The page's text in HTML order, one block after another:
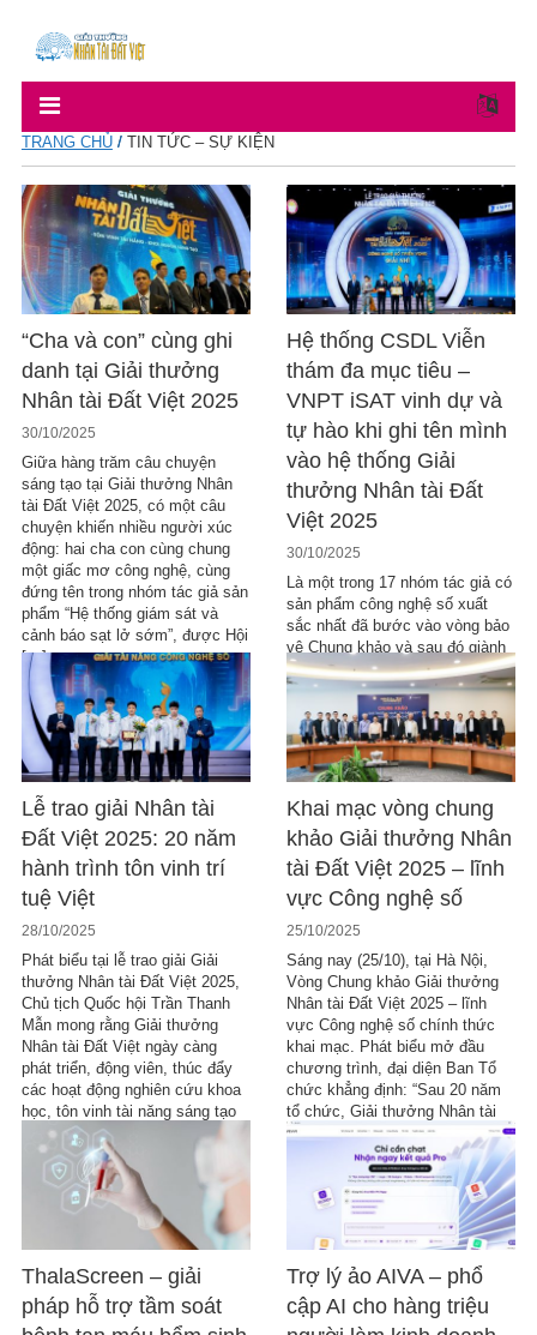
TRANG CHỦ/ TIN TỨC – SỰ KIỆN
“Cha và con” cùng ghi
danh tại Giải thưởng
Nhân tài Đất Việt 2025
30/10/2025
Giữa hàng trăm câu chuyện
sáng tạo tại Giải thưởng Nhân
tài Đất Việt 2025, có một câu
chuyện khiến nhiều người xúc
động: hai cha con cùng chung
một giấc mơ công nghệ, cùng
đứng tên trong nhóm tác giả sản
phẩm “Hệ thống giám sát và
cảnh báo sạt lở sớm”, được Hội
[…]
Hệ thống CSDL Viễn
thám đa mục tiêu –
VNPT iSAT vinh dự và
tự hào khi ghi tên mình
vào hệ thống Giải
thưởng Nhân tài Đất
Việt 2025
30/10/2025
Là một trong 17 nhóm tác giả có
sản phẩm công nghệ số xuất
sắc nhất đã bước vào vòng bảo
vệ Chung khảo và sau đó giành
giải Nhì tại Giải thưởng Nhân tài
Đất Việt 2025, ông Đoàn Trung
Đức – trưởng nhóm dự án Hệ
thống CSDL Viễn thám đa mục
tiêu […]
Lễ trao giải Nhân tài
Đất Việt 2025: 20 năm
hành trình tôn vinh trí
tuệ Việt
28/10/2025
Phát biểu tại lễ trao giải Giải
thưởng Nhân tài Đất Việt 2025,
Chủ tịch Quốc hội Trần Thanh
Mẫn mong rằng Giải thưởng
Nhân tài Đất Việt ngày càng
phát triển, động viên, thúc đẩy
các hoạt động nghiên cứu khoa
học, tôn vinh tài năng sáng tạo
trên các lĩnh vực kinh tế, […]
Khai mạc vòng chung
khảo Giải thưởng Nhân
tài Đất Việt 2025 – lĩnh
vực Công nghệ số
25/10/2025
Sáng nay (25/10), tại Hà Nội,
Vòng Chung khảo Giải thưởng
Nhân tài Đất Việt 2025 – lĩnh
vực Công nghệ số chính thức
khai mạc. Phát biểu mở đầu
chương trình, đại diện Ban Tổ
chức khẳng định: “Sau 20 năm
tổ chức, Giải thưởng Nhân tài
Đất Việt tiếp tục là bệ phóng […]
ThalaScreen – giải
pháp hỗ trợ tầm soát
Trợ lý ảo AIVA – phổ
cập AI cho hàng triệu